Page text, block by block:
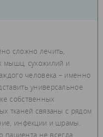
сложно лечить,
мышц, сухожилий и
человека – именно
универсальное
собственных
тканей связаны с рядом
инфекции и шрамы.
пациента не всегда